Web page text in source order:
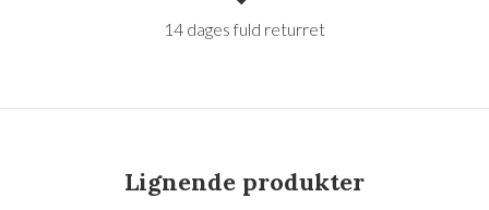
14 dages fuld returret
Lignende produkter